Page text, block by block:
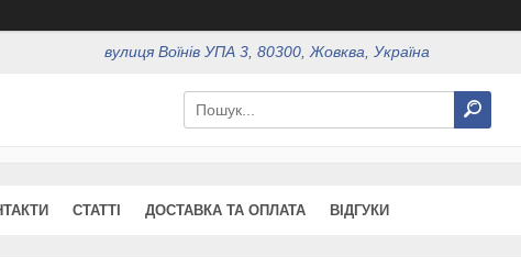
вулиця Воїнів УПА 3, 80300, Жовква, Україна
СТАТТІ ДОСТАВКА ТА ОПЛАТА ВІДГУКИ